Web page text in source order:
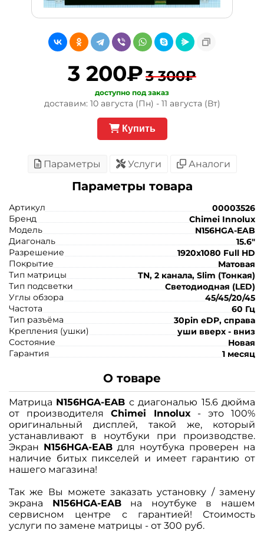
3 200₽3 300₽
доступно под заказ
доставим: 10 августа (Пн) - 11 августа (Вт)
Купить
Параметры Услуги Аналоги
Параметры товара
Артикул
00003526
Бренд
Chimei Innolux
Модель
N156HGA-EAB
Диагональ
15.6"
Разрешение
1920x1080 Full HD
Покрытие
Матовая
Тип матрицы
TN, 2 канала, Slim (Тонкая)
Тип подсветки
Светодиодная (LED)
Углы обзора
45/45/20/45
Частота
60 Гц
Тип разъёма
30pin eDP, справа
Крепления (ушки)
уши вверх - вниз
Состояние
Новая
Гарантия
1 месяц
О товаре
Матрица N156HGA-EAB с диагональю 15.6 дюйма
от производителя Chimei Innolux- это 100%
оригинальный дисплей, такой же, который
устанавливают в ноутбуки при производстве.
Экран N156HGA-EAB для ноутбука проверен на
наличие битых пикселей и имеет гарантию от
нашего магазина!
Так же Вы можете заказать установку / замену
экрана N156HGA-EABна ноутбуке в нашем
сервисном центре с гарантией! Стоимость
услуги по замене матрицы - от 300 руб.